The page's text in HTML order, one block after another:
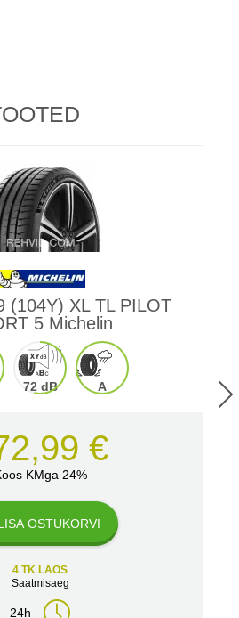
(104Y) XL TL PILOT
5 Michelin
72 dB A
€
KMga 24%
OSTUKORVI
4 TK LAOS
Saatmisaeg
24h